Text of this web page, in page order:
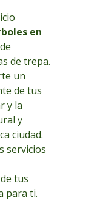
en
de trepa.
un
de tus
y la
y
ciudad.
servicios
tus
para ti.